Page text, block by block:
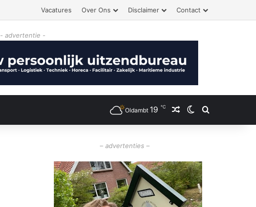
Vacatures Over Ons Disclaimer Contact
- advertentie -
Oldambt 19 ℃ Willekeurig artikel
Switch skin
Zoeken
– advertenties –